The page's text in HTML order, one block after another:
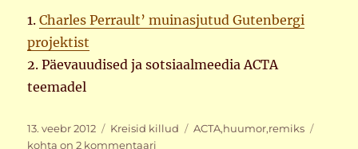
1.Charles Perrault’ muinasjutud Gutenbergi
projektist
2. Päevauudised ja sotsiaalmeedia ACTA
teemadel
Postitatud
13. veebr 2012 Rubriigid
Kreisid killud Sildid
ACTA,huumor,remiks
kohta on 2 kommentaari